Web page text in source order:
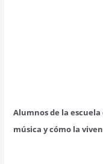
Alumnos de la
música y cómo la